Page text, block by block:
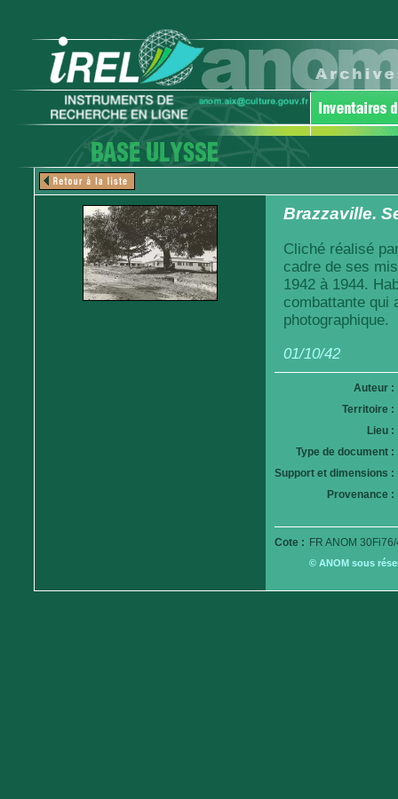
Brazzaville.
Cliché réalisé
cadre de ses
1942 à 1944.
combattante qui
photographique.
01/10/42
Auteur :
Territoire :
Lieu :
Type de document :
Support et dimensions :
Provenance :
Cote : FR ANOM
© ANOM sous